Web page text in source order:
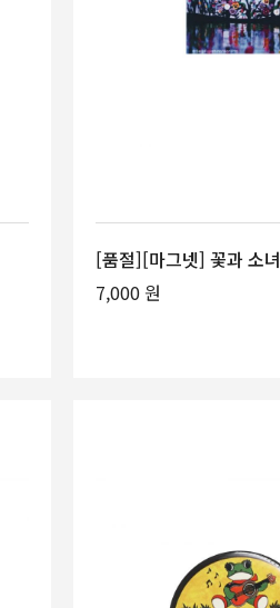
[품절][마그넷] 꽃과 소녀
7,000 원